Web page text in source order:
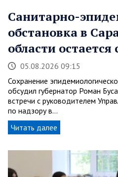
Санитарно-
обстановка в
области
05.08.2026 09:15
Сохранение
обсудил губернатор Роман
встречи с руководителем
по надзору в…
Читать далее